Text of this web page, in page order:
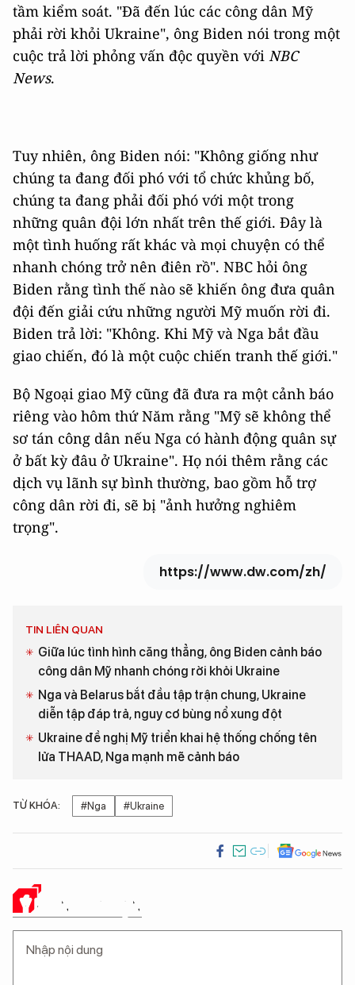
tầm kiểm soát. "Đã đến lúc các công dân Mỹ
phải rời khỏi Ukraine", ông Biden nói trong một
cuộc trả lời phỏng vấn độc quyền với NBC
News.
Tuy nhiên, ông Biden nói: "Không giống như
chúng ta đang đối phó với tổ chức khủng bố,
chúng ta đang phải đối phó với một trong
những quân đội lớn nhất trên thế giới. Đây là
một tình huống rất khác và mọi chuyện có thể
nhanh chóng trở nên điên rồ". NBC hỏi ông
Biden rằng tình thế nào sẽ khiến ông đưa quân
đội đến giải cứu những người Mỹ muốn rời đi.
Biden trả lời: "Không. Khi Mỹ và Nga bắt đầu
giao chiến, đó là một cuộc chiến tranh thế giới."
Bộ Ngoại giao Mỹ cũng đã đưa ra một cảnh báo
riêng vào hôm thứ Năm rằng "Mỹ sẽ không thể
sơ tán công dân nếu Nga có hành động quân sự
ở bất kỳ đâu ở Ukraine". Họ nói thêm rằng các
dịch vụ lãnh sự bình thường, bao gồm hỗ trợ
công dân rời đi, sẽ bị "ảnh hưởng nghiêm
trọng".
https://www.dw.com/zh/
TIN LIÊN QUAN
Giữa lúc tình hình căng thẳng, ông Biden cảnh báo
công dân Mỹ nhanh chóng rời khỏi Ukraine
Nga và Belarus bắt đầu tập trận chung, Ukraine
diễn tập đáp trả, nguy cơ bùng nổ xung đột
Ukraine đề nghị Mỹ triển khai hệ thống chống tên
lửa THAAD, Nga mạnh mẽ cảnh báo
TỪ KHÓA: #Nga #Ukraine
Ý KIẾN CỦA BẠN